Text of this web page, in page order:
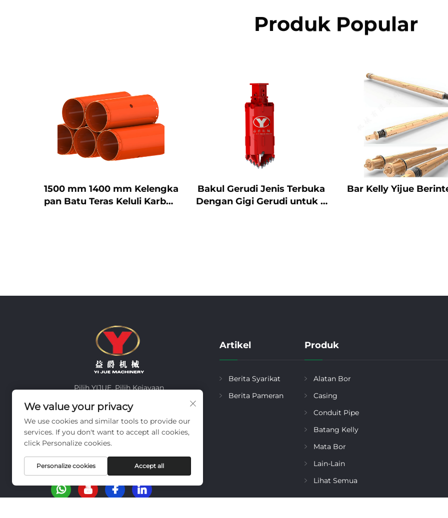
Produk Popular
1500 mm 1400 mm Kelengka
pan Batu Teras Keluli Karbon
Bakul Gerudi Jenis Terbuka
Dengan Gigi Gerudi untuk T
Bar Kelly Yijue
Pilih YIJUE, Pilih Kejayaan
Halaman Utama
Produk
Mesin Bekas
Tentang Kami
Video
Kes
Hubungi Kami
Artikel
Berita Syarikat
Berita Pameran
Produk
Alatan Bor
Casing
Conduit Pipe
Batang Kelly
Mata Bor
Lain-Lain
Lihat Semua
We value your privacy
We use cookies and similar tools to provide our
services. If you don't want to accept all cookies,
click Personalize cookies.
Personalize cookies Accept all